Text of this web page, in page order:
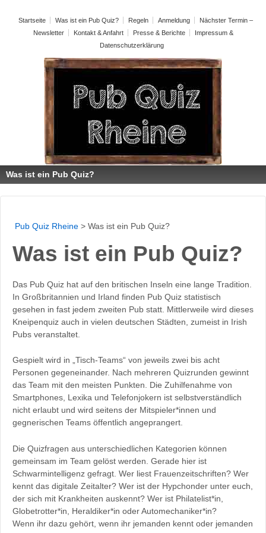
Startseite Was ist ein Pub Quiz? Regeln Anmeldung
Nächster Termin –
Newsletter
Kontakt & Anfahrt Presse & Berichte
Impressum &
Datenschutzerklärung
Was ist ein Pub Quiz?
Pub Quiz Rheine > Was ist ein Pub Quiz?
Was ist ein Pub Quiz?
Das Pub Quiz hat auf den britischen Inseln eine lange Tradition.
In Großbritannien und Irland finden Pub Quiz statistisch
gesehen in fast jedem zweiten Pub statt. Mittlerweile wird dieses
Kneipenquiz auch in vielen deutschen Städten, zumeist in Irish
Pubs veranstaltet.
Gespielt wird in „Tisch-Teams“ von jeweils zwei bis acht
Personen gegeneinander. Nach mehreren Quizrunden gewinnt
das Team mit den meisten Punkten. Die Zuhilfenahme von
Smartphones, Lexika und Telefonjokern ist selbstverständlich
nicht erlaubt und wird seitens der Mitspieler*innen und
gegnerischen Teams öffentlich angeprangert.
Die Quizfragen aus unterschiedlichen Kategorien können
gemeinsam im Team gelöst werden. Gerade hier ist
Schwarmintelligenz gefragt. Wer liest Frauenzeitschriften? Wer
kennt das digitale Zeitalter? Wer ist der Hypchonder unter euch,
der sich mit Krankheiten auskennt? Wer ist Philatelist*in,
Globetrotter*in, Heraldiker*in oder Automechaniker*in?
Wenn ihr dazu gehört, wenn ihr jemanden kennt oder jemanden